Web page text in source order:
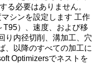
る必要はありません。
シンを設定します 工作
）、速度、および移
り内径切削、溝加工、穴
、以降のすべての加工に
Optimizersでネストを